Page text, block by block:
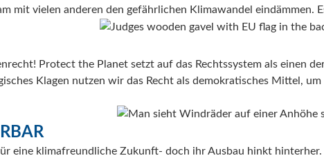
mit vielen anderen den gefährlichen Klimawandel eindämmen.
Protect the Planet setzt auf das Rechtssystem als einen
Klagen nutzen wir das Recht als demokratisches Mittel,
eine klimafreundliche Zukunft- doch ihr Ausbau hinkt